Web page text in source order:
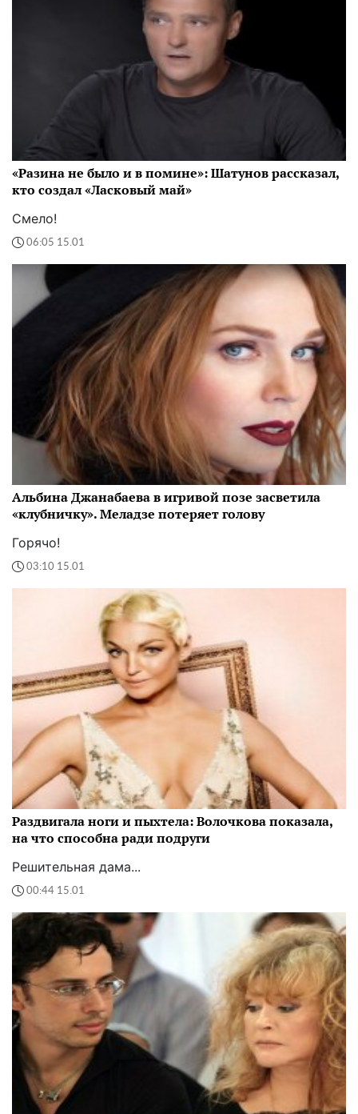
«Разина не было и в помине»: Шатунов рассказал,
кто создал «Ласковый май»
Смело!
06:05 15.01
Альбина Джанабаева в игривой позе засветила
«клубничку». Меладзе потеряет голову
Горячо!
03:10 15.01
Раздвигала ноги и пыхтела: Волочкова показала,
на что способна ради подруги
Решительная дама...
00:44 15.01